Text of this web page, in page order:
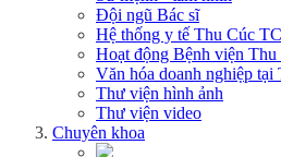
Đội ngũ Bác sĩ
Hệ thống y tế Thu Cúc
Hoạt động Bệnh viện Thu
Văn hóa doanh nghiệp
Thư viện hình ảnh
Thư viện video
Chuyên khoa